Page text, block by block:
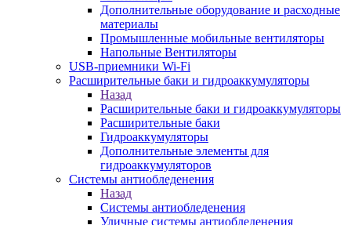
Дополнительные оборудование и расходные
материалы
Промышленные мобильные вентиляторы
Напольные Вентиляторы
USB-приемники Wi-Fi
Расширительные баки и гидроаккумуляторы
Назад
Расширительные баки и гидроаккумуляторы
Расширительные баки
Гидроаккумуляторы
Дополнительные элементы для
гидроаккумуляторов
Системы антиобледенения
Назад
Системы антиобледенения
Уличные системы антиобледенения